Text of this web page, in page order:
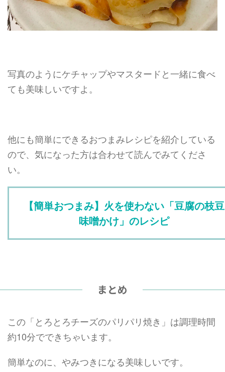
写真のようにケチャップやマスタードと一緒に食べ
ても美味しいですよ。
他にも簡単にできるおつまみレシピを紹介している
ので、気になった方は合わせて読んでみてくださ
い。
【簡単おつまみ】火を使わない「豆腐の枝豆
味噌かけ」のレシピ
まとめ
この「とろとろチーズのパリパリ焼き」は調理時間
約10分でできちゃいます。
簡単なのに、やみつきになる美味しいです。